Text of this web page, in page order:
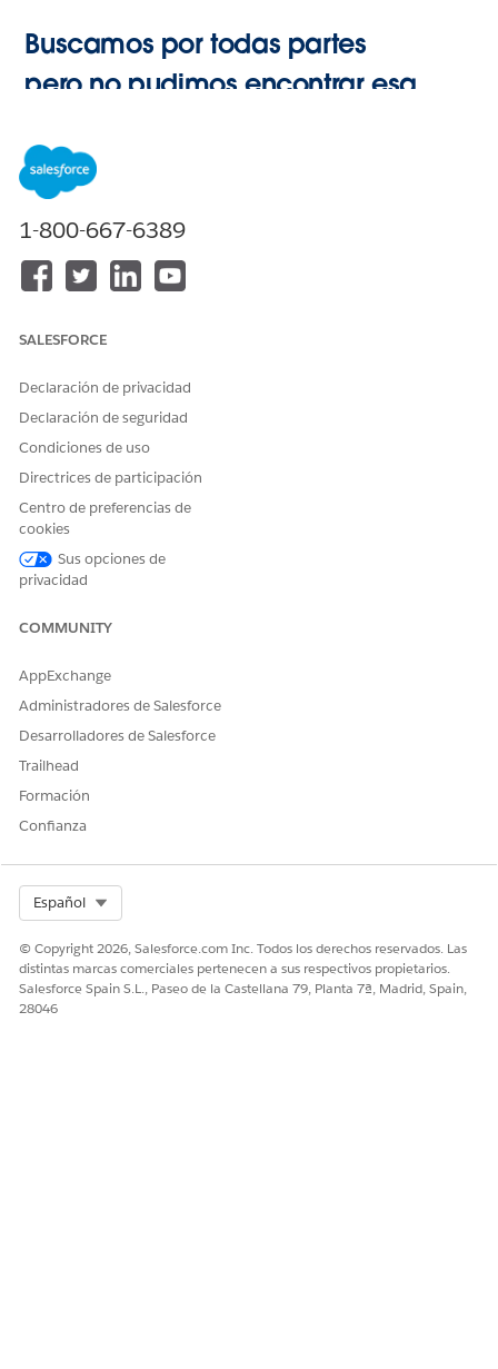
Buscamos por todas partes
pero no pudimos encontrar esa
1-800-667-6389
SALESFORCE
Declaración de privacidad
Declaración de seguridad
Condiciones de uso
Directrices de participación
Centro de preferencias de
cookies
Sus opciones de
privacidad
COMMUNITY
AppExchange
Administradores de Salesforce
Desarrolladores de Salesforce
Trailhead
Formación
Confianza
Español
© Copyright 2026, Salesforce.com Inc. Todos los derechos reservados. Las
distintas marcas comerciales pertenecen a sus respectivos propietarios.
Salesforce Spain S.L., Paseo de la Castellana 79, Planta 7ª, Madrid, Spain,
28046